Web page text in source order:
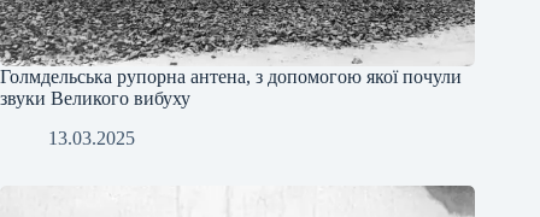
Голмдельська рупорна антена, з допомогою якої почули
звуки Великого вибуху
13.03.2025